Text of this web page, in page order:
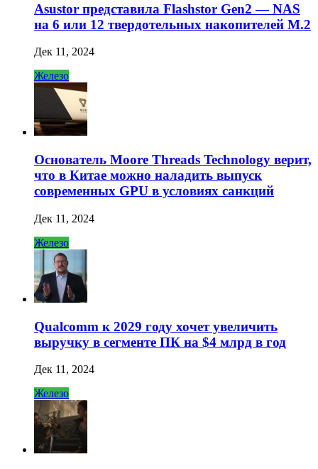
Asustor представила Flashstor Gen2 — NAS
на 6 или 12 твердотельных накопителей M.2
Дек 11, 2024
Железо
Основатель Moore Threads Technology верит,
что в Китае можно наладить выпуск
современных GPU в условиях санкций
Дек 11, 2024
Железо
Qualcomm к 2029 году хочет увеличить
выручку в сегменте ПК на $4 млрд в год
Дек 11, 2024
Железо